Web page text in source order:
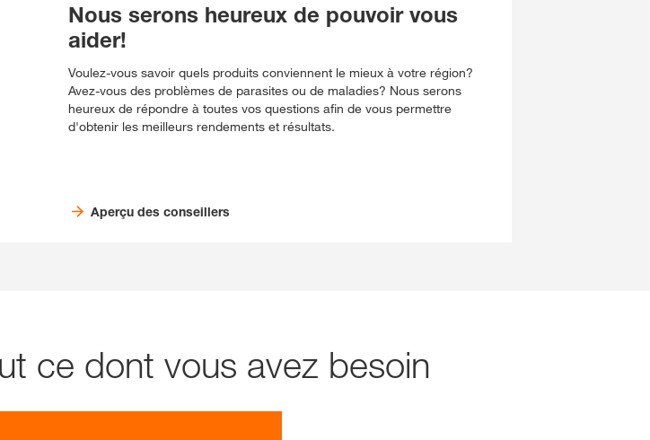
Nous serons heureux de pouvoir vous
aider!
Voulez-vous savoir quels produits conviennent le mieux à votre région?
Avez-vous des problèmes de parasites ou de maladies? Nous serons
heureux de répondre à toutes vos questions afin de vous permettre
d'obtenir les meilleurs rendements et résultats.
Aperçu des conseillers
ce dont vous avez besoin